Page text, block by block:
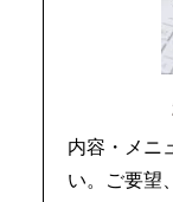
内容・メニ
い。ご要望